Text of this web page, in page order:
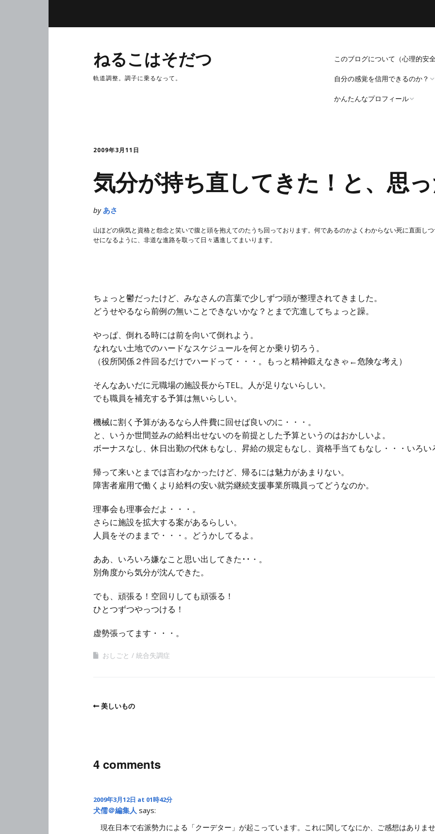
ねるこはそだつ
軌道調整。調子に乗るなって。
このブログについて（心理的安
自分の感覚を信用できるのか？
「死にたい」と思うことについ
かんたんなプロフィール
2009年3月11日
気分が持ち直してきた！と、思
by あさ
山ほどの病気と資格と怨念と笑いで腹と頭を抱えてのたうち回っております。何であるのかよくわからない死に直面し
せになるように、非道な進路を取って日々邁進してまいります。
ちょっと鬱だったけど、みなさんの言葉で少しずつ頭が整理されてきました。
どうせやるなら前例の無いことできないかな？とまで亢進してちょっと躁。
やっぱ、倒れる時には前を向いて倒れよう。
なれない土地でのハードなスケジュールを何とか乗り切ろう。
（役所関係２件回るだけでハードって・・・。もっと精神鍛えなきゃ←危険な考え）
そんなあいだに元職場の施設長からTEL。人が足りないらしい。
でも職員を補充する予算は無いらしい。
機械に割く予算があるなら人件費に回せば良いのに・・・。
と、いうか世間並みの給料出せないのを前提とした予算というのはおかしいよ。
ボーナスなし、休日出勤の代休もなし、昇給の規定もなし、資格手当てもなし・・・いろい
帰って来いとまでは言わなかったけど、帰るには魅力があまりない。
障害者雇用で働くより給料の安い就労継続支援事業所職員ってどうなのか。
理事会も理事会だよ・・・。
さらに施設を拡大する案があるらしい。
人員をそのままで・・・。どうかしてるよ。
ああ、いろいろ嫌なこと思い出してきた･･・。
別角度から気分が沈んできた。
でも、頑張る！空回りしても頑張る！
ひとつずつやっつける！
虚勢張ってます・・・。
おしごと 統合失調症
美しいもの
4 comments
2009年3月12日 at 01時42分
犬儒＠編集人 says:
現在日本で右派勢力による「クーデター」が起こっています。これに関してなにか、ご感想はありま